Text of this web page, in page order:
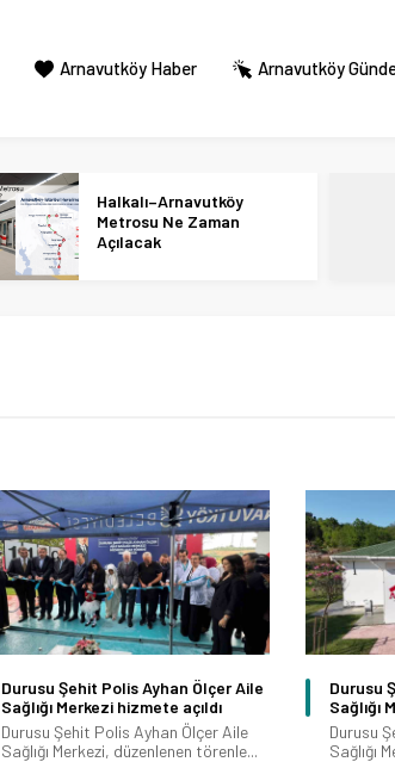
Arnavutköy Haber Arnavutköy
Halkalı–Arnavutköy
Metrosu Ne Zaman
Açılacak
Durusu Şehit Polis Ayhan Ölçer Aile
Sağlığı Merkezi hizmete açıldı
Durusu Şehit Polis Ayhan Ölçer Aile
Sağlığı Merkezi, düzenlenen törenle...
Durusu
Sağlığı
Durusu
Sağlığı